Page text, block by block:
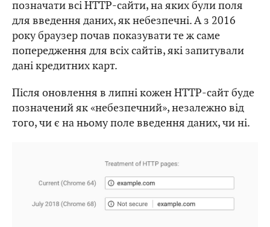
позначати всі HTTP-сайти, на яких були поля
для введення даних, як небезпечні. А з 2016
року браузер почав показувати те ж саме
попередження для всіх сайтів, які запитували
дані кредитних карт.
Після оновлення в липні кожен HTTP-сайт буде
позначений як «небезпечний», незалежно від
того, чи є на ньому поле введення даних, чи ні.